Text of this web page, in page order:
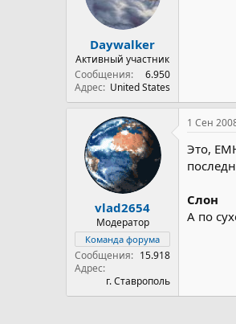
Daywalker
Активный участник
Сообщения
6.950
Адрес United States
vlad2654
Модератор
Команда форума
Сообщения
15.918
Адрес
г. Ставрополь
1 Сен
Это,
Слон
А по